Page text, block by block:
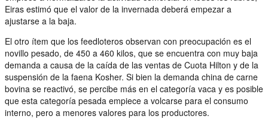
Eiras estimó que el valor de la invernada deberá empezar a
ajustarse a la baja.
El otro ítem que los feedloteros observan con preocupación es el
novillo pesado, de 450 a 460 kilos, que se encuentra con muy baja
demanda a causa de la caída de las ventas de Cuota Hilton y de la
suspensión de la faena Kosher. Si bien la demanda china de carne
bovina se reactivó, se percibe más en el categoría vaca y es posible
que esta categoría pesada empiece a volcarse para el consumo
interno, pero a menores valores para los productores.